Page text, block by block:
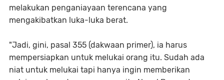
melakukan penganiayaan terencana yang
mengakibatkan luka-luka berat.
"Jadi, gini, pasal 355 (dakwaan primer), ia harus
mempersiapkan untuk melukai orang itu. Sudah ada
niat untuk melukai tapi hanya ingin memberikan